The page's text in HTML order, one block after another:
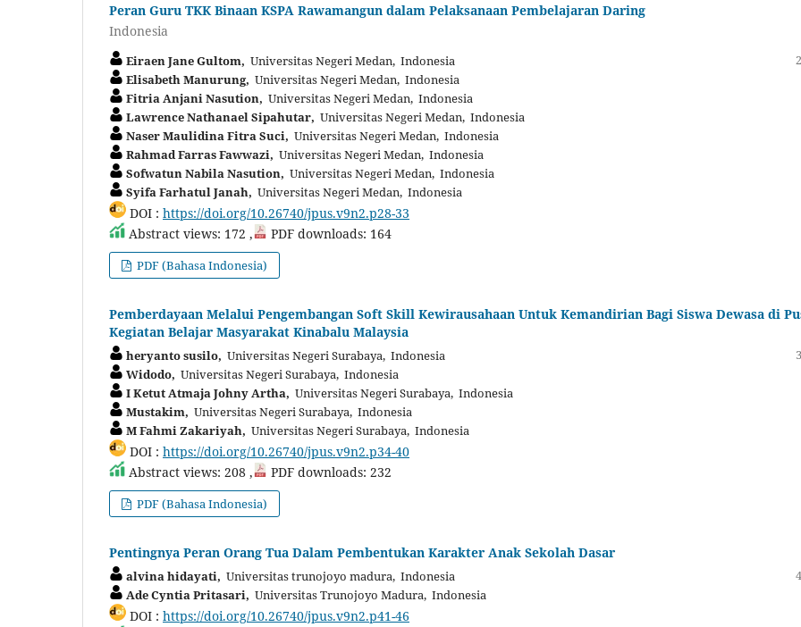
Peran Guru TKK Binaan KSPA Rawamangun dalam Pelaksanaan Pembelajaran Daring
Indonesia
Eiraen Jane Gultom, Universitas Negeri Medan, Indonesia
Elisabeth Manurung, Universitas Negeri Medan, Indonesia
Fitria Anjani Nasution, Universitas Negeri Medan, Indonesia
Lawrence Nathanael Sipahutar, Universitas Negeri Medan, Indonesia
Naser Maulidina Fitra Suci, Universitas Negeri Medan, Indonesia
Rahmad Farras Fawwazi, Universitas Negeri Medan, Indonesia
Sofwatun Nabila Nasution, Universitas Negeri Medan, Indonesia
Syifa Farhatul Janah, Universitas Negeri Medan, Indonesia
DOI : https://doi.org/10.26740/jpus.v9n2.p28-33
Abstract views: 172 ,
PDF downloads: 164
PDF (Bahasa Indonesia)
Pemberdayaan Melalui Pengembangan Soft Skill Kewirausahaan Untuk Kemandirian Bagi Siswa Dewasa di
Kegiatan Belajar Masyarakat Kinabalu Malaysia
heryanto susilo, Universitas Negeri Surabaya, Indonesia
Widodo, Universitas Negeri Surabaya, Indonesia
I Ketut Atmaja Johny Artha, Universitas Negeri Surabaya, Indonesia
Mustakim, Universitas Negeri Surabaya, Indonesia
M Fahmi Zakariyah, Universitas Negeri Surabaya, Indonesia
DOI : https://doi.org/10.26740/jpus.v9n2.p34-40
Abstract views: 208 ,
PDF downloads: 232
PDF (Bahasa Indonesia)
Pentingnya Peran Orang Tua Dalam Pembentukan Karakter Anak Sekolah Dasar
alvina hidayati, Universitas trunojoyo madura, Indonesia
Ade Cyntia Pritasari, Universitas Trunojoyo Madura, Indonesia
DOI : https://doi.org/10.26740/jpus.v9n2.p41-46